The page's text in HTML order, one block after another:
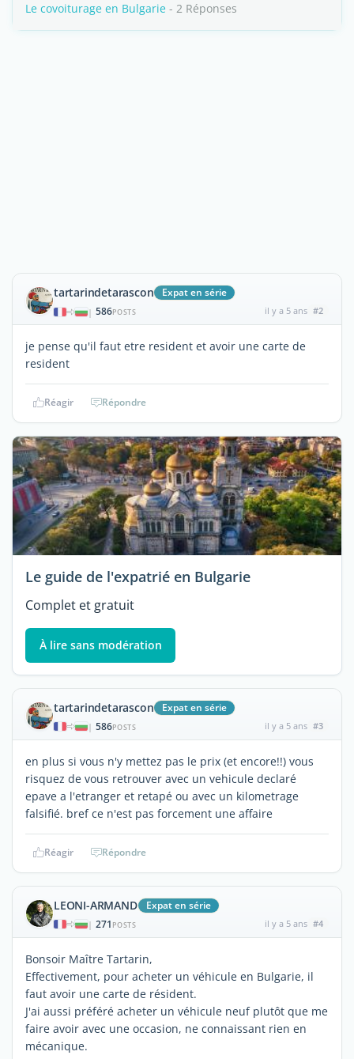
Le covoiturage en Bulgarie - 2 Réponses
tartarindetarascon Expat en série
| 586POSTS il y a 5 ans #2
je pense qu'il faut etre resident et avoir une carte de
resident
Réagir Répondre
Le guide de l'expatrié en Bulgarie
Complet et gratuit
À lire sans modération
tartarindetarascon Expat en série
| 586POSTS il y a 5 ans #3
en plus si vous n'y mettez pas le prix (et encore!!) vous
risquez de vous retrouver avec un vehicule declaré
epave a l'etranger et retapé ou avec un kilometrage
falsifié. bref ce n'est pas forcement une affaire
Réagir Répondre
LEONI-ARMAND Expat en série
| 271 POSTS il y a 5 ans #4
Bonsoir Maître Tartarin,
Effectivement, pour acheter un véhicule en Bulgarie, il
faut avoir une carte de résident.
J'ai aussi préféré acheter un véhicule neuf plutôt que me
faire avoir avec une occasion, ne connaissant rien en
mécanique.